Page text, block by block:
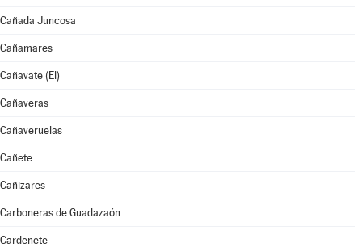
Cañada Juncosa
Cañamares
Cañavate (El)
Cañaveras
Cañaveruelas
Cañete
Cañizares
Carboneras de Guadazaón
Cardenete